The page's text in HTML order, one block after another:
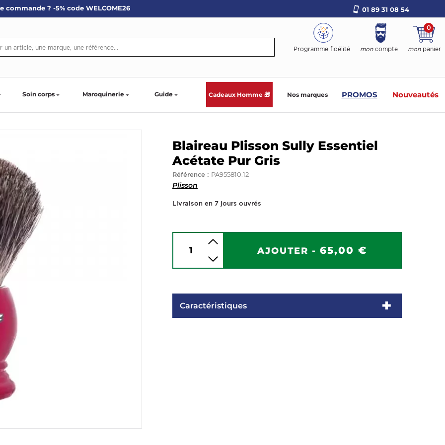
commande ? -5% code WELCOME26 01 89 31 08 54
Programme fidélité mon compte mon panier
0
Soin corps Maroquinerie Guide Cadeaux Homme 🎁 Nos marques PROMOS Nouveautés
Blaireau Plisson Sully Essentiel
Acétate Pur Gris
Référence : PA955810.12
Plisson
Livraison en 7 jours ouvrés
AJOUTER - 65,00 €
Caractéristiques